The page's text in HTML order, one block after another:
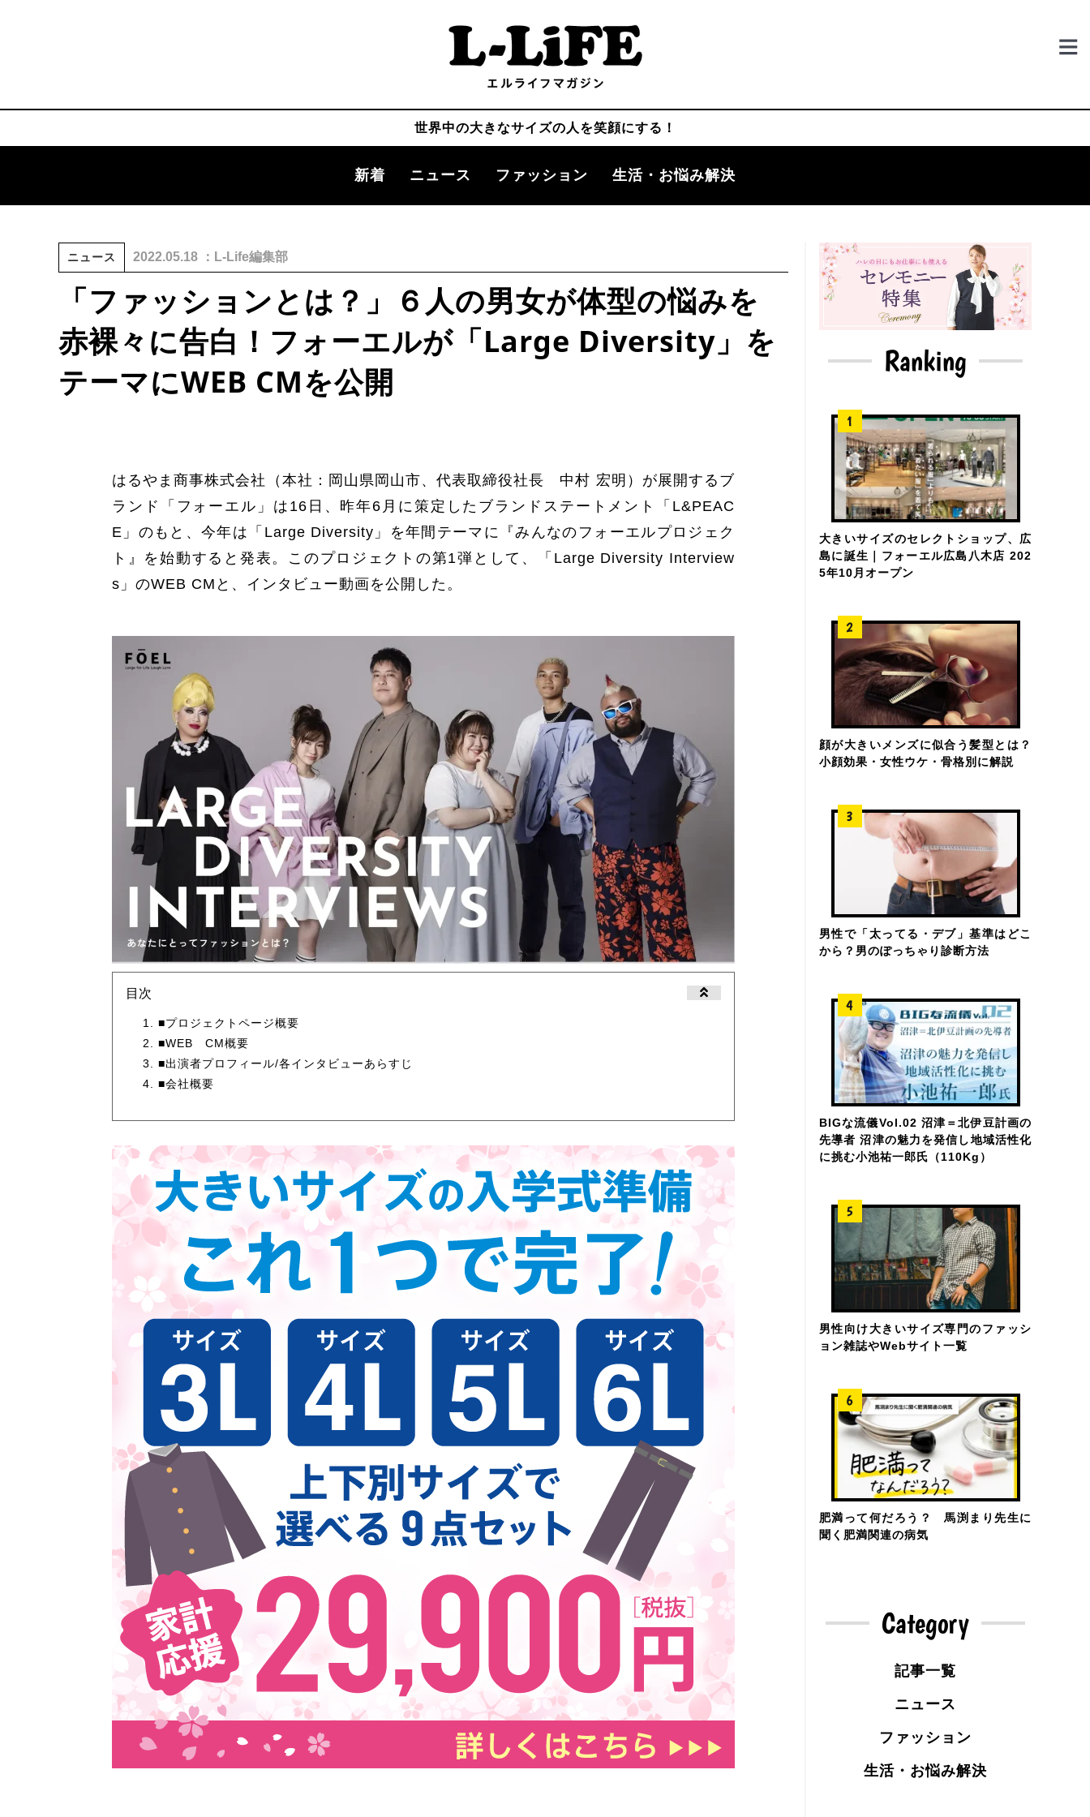
世界中の大きなサイズの人を笑顔にする！
新着 ニュース ファッション 生活・お悩み解決
ニュース 2022.05.18 ：L-Life編集部
「ファッションとは？」６人の男女が体型の悩みを
赤裸々に告白！フォーエルが「Large Diversity」を
テーマにWEB CMを公開
はるやま商事株式会社（本社：岡山県岡山市、代表取締役社長 中村 宏明）が展開するブ
ランド「フォーエル」は16日、昨年6月に策定したブランドステートメント「L&PEAC
E」のもと、今年は「Large Diversity」を年間テーマに『みんなのフォーエルプロジェク
ト』を始動すると発表。このプロジェクトの第1弾として、「Large Diversity Interview
s」のWEB CMと、インタビュー動画を公開した。
目次
■プロジェクトページ概要
■WEB CM概要
■出演者プロフィール/各インタビューあらすじ
■会社概要
Ranking
大きいサイズのセレクトショップ、広
島に誕生｜フォーエル広島八木店 202
5年10月オープン
顔が大きいメンズに似合う髪型とは？
小顔効果・女性ウケ・骨格別に解説
男性で「太ってる・デブ」基準はどこ
から？男のぽっちゃり診断方法
BIGな流儀Vol.02 沼津＝北伊豆計画の
先導者 沼津の魅力を発信し地域活性化
に挑む小池祐一郎氏（110Kg）
男性向け大きいサイズ専門のファッシ
ョン雑誌やWebサイト一覧
肥満って何だろう？ 馬渕まり先生に
聞く肥満関連の病気
Category
記事一覧
ニュース
ファッション
生活・お悩み解決